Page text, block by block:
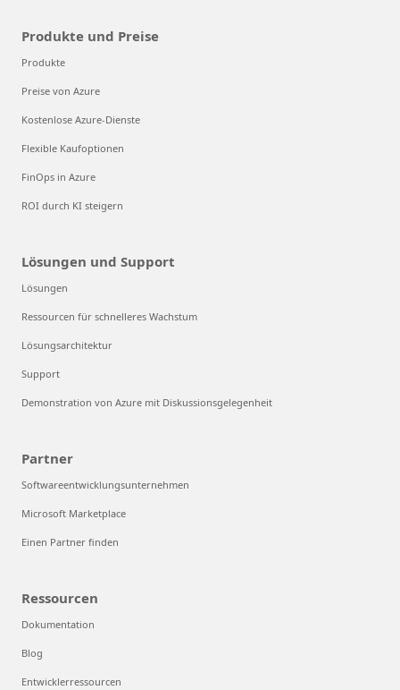
Produkte und Preise
Produkte
Preise von Azure
Kostenlose Azure-Dienste
Flexible Kaufoptionen
FinOps in Azure
ROI durch KI steigern
Lösungen und Support
Lösungen
Ressourcen für schnelleres Wachstum
Lösungsarchitektur
Support
Demonstration von Azure mit Diskussionsgelegenheit
Partner
Softwareentwicklungsunternehmen
Microsoft Marketplace
Einen Partner finden
Ressourcen
Dokumentation
Blog
Entwicklerressourcen